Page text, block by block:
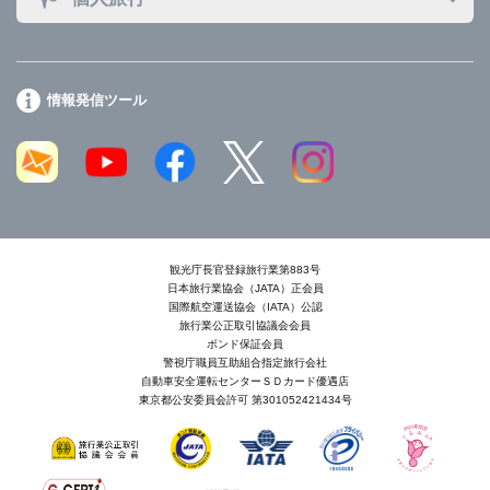
情報発信ツール
観光庁長官登録旅行業第883号
日本旅行業協会（JATA）正会員
国際航空運送協会（IATA）公認
旅行業公正取引協議会会員
ボンド保証会員
警視庁職員互助組合指定旅行会社
自動車安全運転センターＳＤカード優遇店
東京都公安委員会許可 第301052421434号